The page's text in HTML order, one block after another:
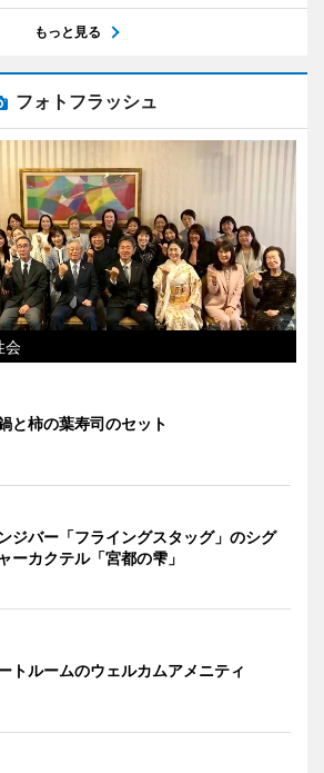
もっと見る
フォトフラッシュ
会
と柿の葉寿司のセット
ジバー「フライングスタッグ」のシグ
ーカクテル「宮都の雫」
トルームのウェルカムアメニティ